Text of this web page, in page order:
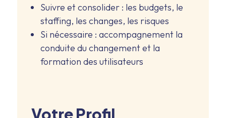
Suivre et consolider : les budgets, le
staffing, les changes, les risques
Si nécessaire : accompagnement la
conduite du changement et la
formation des utilisateurs
Votre Profil